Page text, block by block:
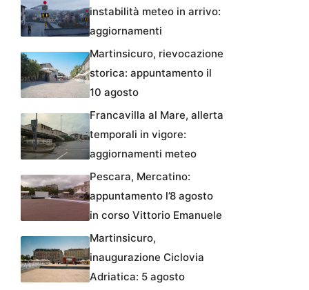
instabilità meteo in arrivo:
aggiornamenti
Martinsicuro, rievocazione
storica: appuntamento il
10 agosto
Francavilla al Mare, allerta
temporali in vigore:
aggiornamenti meteo
Pescara, Mercatino:
appuntamento l’8 agosto
in corso Vittorio Emanuele
Martinsicuro,
inaugurazione Ciclovia
Adriatica: 5 agosto